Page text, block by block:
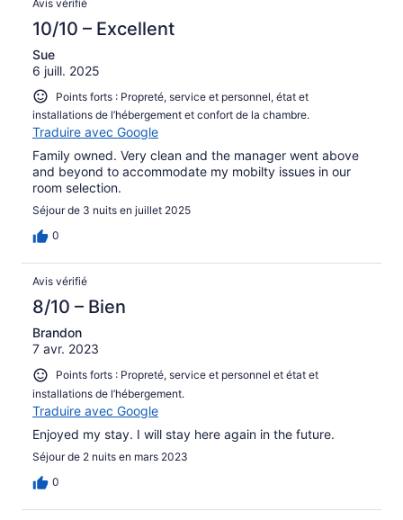
Avis vérifié
10/10 – Excellent
Sue
6 juill. 2025
Points forts : Propreté, service et personnel, état et
installations de l’hébergement et confort de la chambre.
Traduire avec Google
Family owned. Very clean and the manager went above
and beyond to accommodate my mobilty issues in our
room selection.
Séjour de 3 nuits en juillet 2025
0
Avis vérifié
8/10 – Bien
Brandon
7 avr. 2023
Points forts : Propreté, service et personnel et état et
installations de l’hébergement.
Traduire avec Google
Enjoyed my stay. I will stay here again in the future.
Séjour de 2 nuits en mars 2023
0